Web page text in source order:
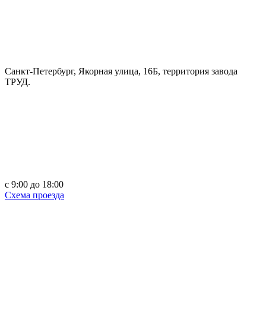
Санкт-Петербург, Якорная улица, 16Б, территория завода
ТРУД.
c 9:00 до 18:00
Схема проезда